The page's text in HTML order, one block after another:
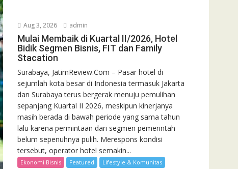
Aug 3, 2026 admin
Mulai Membaik di Kuartal II/2026, Hotel
Bidik Segmen Bisnis, FIT dan Family
Stacation
Surabaya, JatimReview.Com – Pasar hotel di
sejumlah kota besar di Indonesia termasuk Jakarta
dan Surabaya terus bergerak menuju pemulihan
sepanjang Kuartal II 2026, meskipun kinerjanya
masih berada di bawah periode yang sama tahun
lalu karena permintaan dari segmen pemerintah
belum sepenuhnya pulih. Merespons kondisi
tersebut, operator hotel semakin...
Ekonomi Bisnis Featured Lifestyle & Komunitas